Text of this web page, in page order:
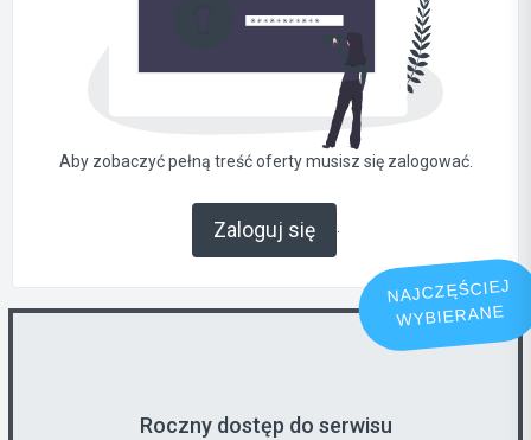
Aby zobaczyć pełną treść oferty musisz się zalogować.
Zaloguj się .
NAJCZĘŚCIEJ
WYBIERANE
Roczny dostęp do serwisu